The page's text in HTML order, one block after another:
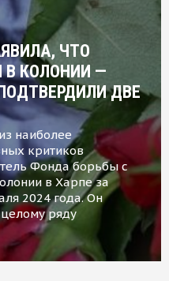
ЧТО
В КОЛОНИИ —
ДВЕ
наиболее
критиков
Фонда борьбы с
в Харпе за
2024 года. Он
ряду